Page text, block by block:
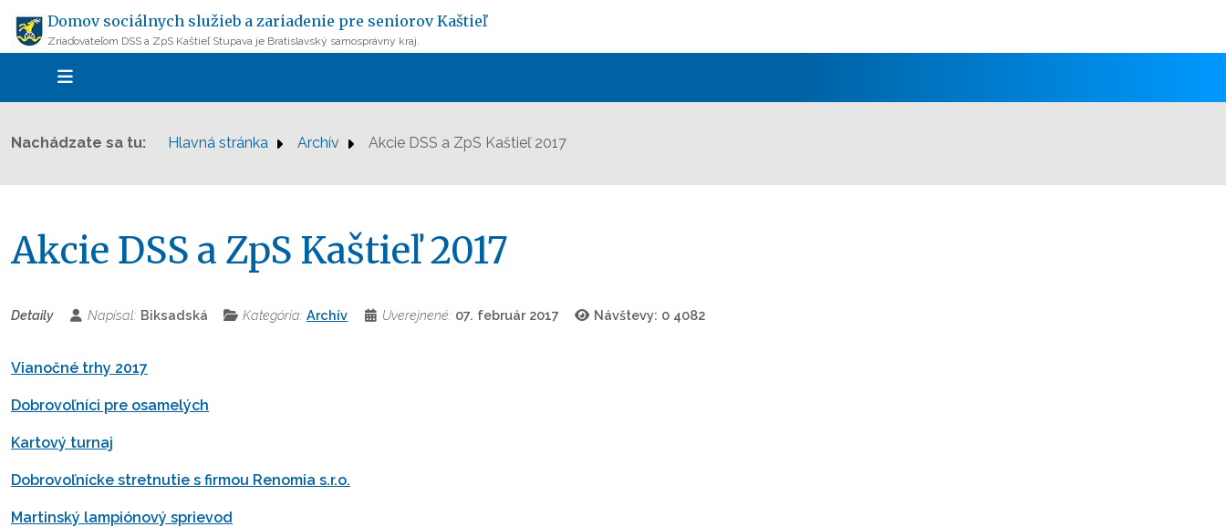
Domov sociálnych služieb a zariadenie pre seniorov Kaštieľ
Zriaďovateľom DSS a ZpS Kaštieľ Stupava je Bratislavský samosprávny kraj.
Nachádzate sa tu: Hlavná stránka Archív Akcie DSS a ZpS Kaštieľ 2017
Akcie DSS a ZpS Kaštieľ 2017
Detaily Napísal: Biksadská Kategória: Archív Uverejnené: 07. február 2017 Návštevy: 0 4082
Vianočné trhy 2017
Dobrovoľníci pre osamelých
Kartový turnaj
Dobrovoľnícke stretnutie s firmou Renomia s.r.o.
Martinský lampiónový sprievod